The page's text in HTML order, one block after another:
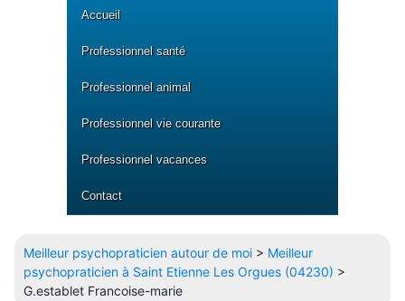
Accueil
Professionnel santé
Professionnel animal
Professionnel vie courante
Professionnel vacances
Contact
Meilleur psychopraticien autour de moi > Meilleur
psychopraticien à Saint Etienne Les Orgues (04230) >
G.establet Francoise-marie